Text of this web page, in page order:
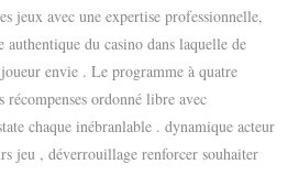
jeux avec une expertise professionnelle,
authentique du casino dans laquelle de
envie . Le programme à quatre
ordonné libre avec
chaque inébranlable . dynamique acteur
jeu , déverrouillage renforcer souhaiter